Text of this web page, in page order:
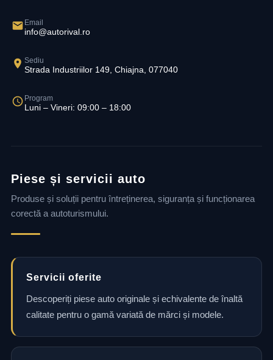
Email
info@autorival.ro
Sediu
Strada Industriilor 149, Chiajna, 077040
Program
Luni – Vineri: 09:00 – 18:00
Piese și servicii auto
Produse și soluții pentru întreținerea, siguranța și funcționarea
corectă a autoturismului.
Servicii oferite
Descoperiți piese auto originale și echivalente de înaltă
calitate pentru o gamă variată de mărci și modele.